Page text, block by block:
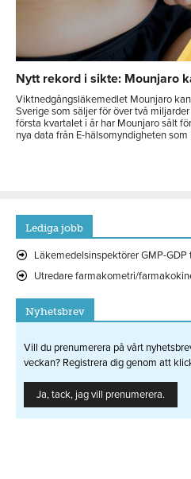
Nytt rekord i sikte: Mounjaro
Viktnedgångsläkemedlet Mounjaro
Sverige som säljer för över två
första kvartalet i år har Mounjaro sålt
nya data från E-hälsomyndigheten
Lediga jobb
Läkemedelsinspektörer GMP-
Utredare farmakometri/
Nyhetsbrev
Vill du prenumerera på vårt
veckan? Registrera dig genom att
Ja, tack, jag vill prenumerera.